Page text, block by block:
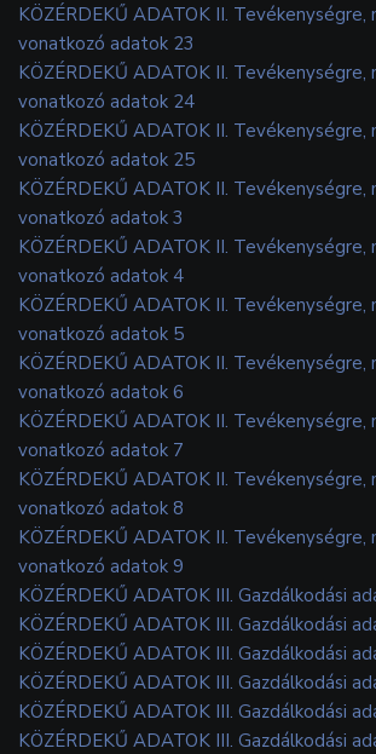
KÖZÉRDEKŰ ADATOK II. Tevékenységre,
vonatkozó adatok 23
KÖZÉRDEKŰ ADATOK II. Tevékenységre,
vonatkozó adatok 24
KÖZÉRDEKŰ ADATOK II. Tevékenységre,
vonatkozó adatok 25
KÖZÉRDEKŰ ADATOK II. Tevékenységre,
vonatkozó adatok 3
KÖZÉRDEKŰ ADATOK II. Tevékenységre,
vonatkozó adatok 4
KÖZÉRDEKŰ ADATOK II. Tevékenységre,
vonatkozó adatok 5
KÖZÉRDEKŰ ADATOK II. Tevékenységre,
vonatkozó adatok 6
KÖZÉRDEKŰ ADATOK II. Tevékenységre,
vonatkozó adatok 7
KÖZÉRDEKŰ ADATOK II. Tevékenységre,
vonatkozó adatok 8
KÖZÉRDEKŰ ADATOK II. Tevékenységre,
vonatkozó adatok 9
KÖZÉRDEKŰ ADATOK III. Gazdálkodási
KÖZÉRDEKŰ ADATOK III. Gazdálkodási
KÖZÉRDEKŰ ADATOK III. Gazdálkodási
KÖZÉRDEKŰ ADATOK III. Gazdálkodási
KÖZÉRDEKŰ ADATOK III. Gazdálkodási
KÖZÉRDEKŰ ADATOK III. Gazdálkodási